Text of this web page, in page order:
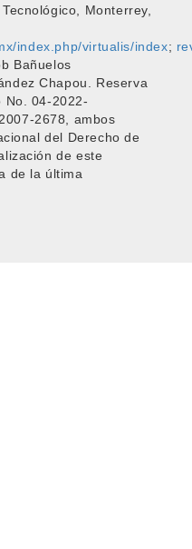
Monterrey,
index.php/virtualis/index;
Bañuelos
Chapou. Reserva
No. 04-2022-
2678, ambos
del Derecho de
de este
de la última